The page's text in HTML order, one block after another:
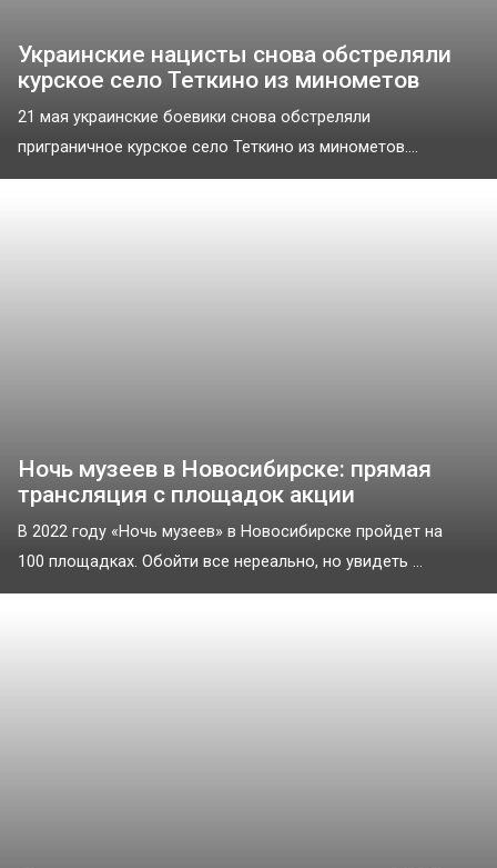
Украинские нацисты снова обстреляли
курское село Теткино из минометов
21 мая украинские боевики снова обстреляли
приграничное курское село Теткино из минометов....
Ночь музеев в Новосибирске: прямая
трансляция с площадок акции
В 2022 году «Ночь музеев» в Новосибирске пройдет на
100 площадках. Обойти все нереально, но увидеть ...